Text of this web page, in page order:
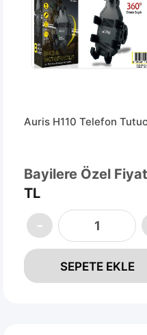
Auris H110 Telefon
Bayilere Özel
TL
SEPETE EKLE